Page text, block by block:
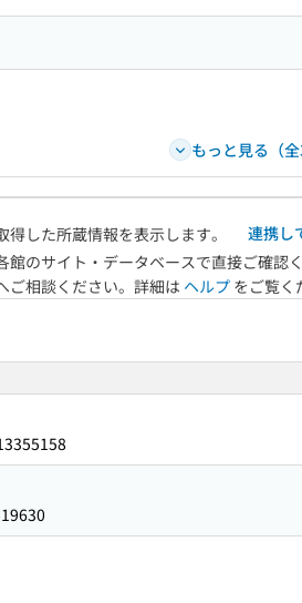
もっと見る（全
した所蔵情報を表示します。
連携し
のサイト・データベースで直接ご確認
ご相談ください。詳細は ヘルプ をご覧く